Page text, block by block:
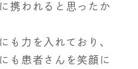
携われると思ったか
も力を入れており、
も患者さんを笑顔に